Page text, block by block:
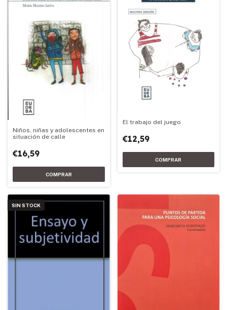
Niños, niñas y adolescentes en
situación de calle
€16,59
El trabajo del juego
€12,59
SIN STOCK